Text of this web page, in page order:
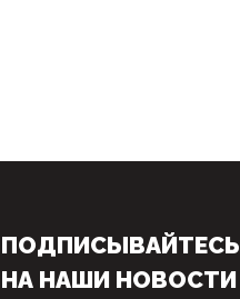
ПОДПИСЫВАЙТЕСЬ
НА НАШИ НОВОСТИ